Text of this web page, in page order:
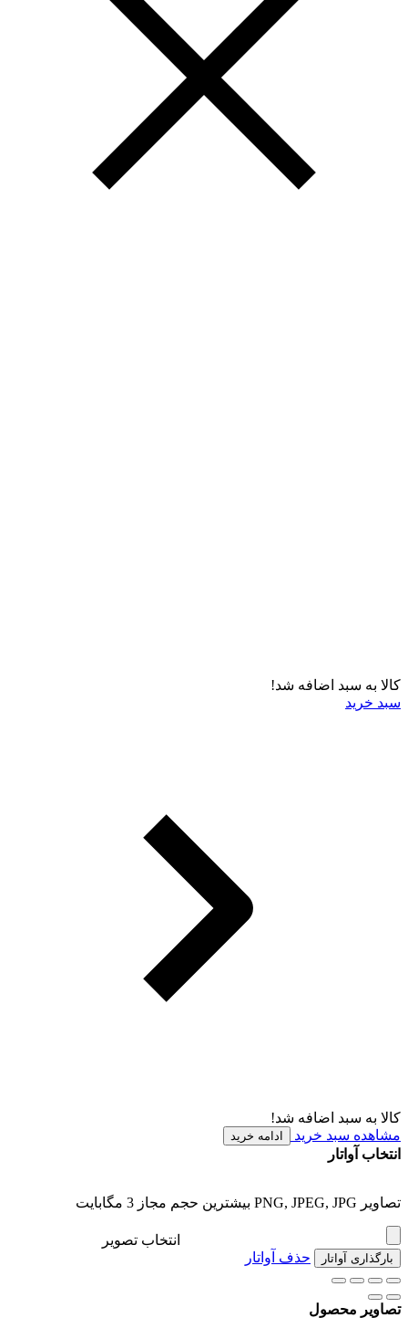
کالا به سبد اضافه شد!
سبد خرید
کالا به سبد اضافه شد!
مشاهده سبد خرید
ادامه خرید
انتخاب آواتار
تصاویر PNG, JPEG, JPG بیشترین حجم مجاز 3 مگابایت
انتخاب تصویر
بارگذاری آواتار حذف آواتار
تصاویر محصول